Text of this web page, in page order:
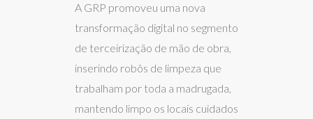
A GRP promoveu uma nova
transformação digital no segmento
de terceirização de mão de obra,
inserindo robôs de limpeza que
trabalham por toda a madrugada,
mantendo limpo os locais cuidados